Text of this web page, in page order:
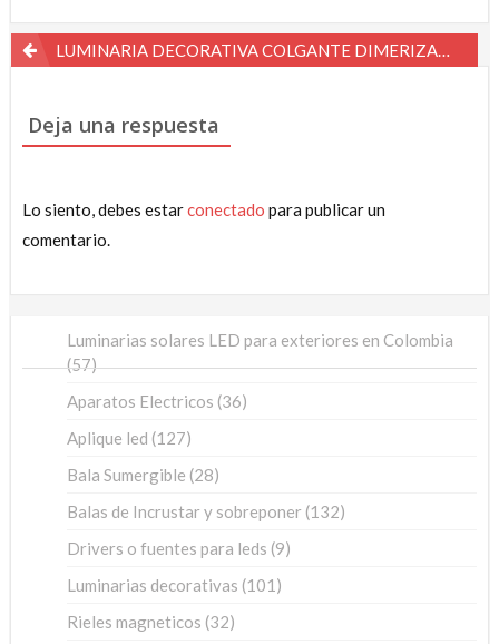
Navegación
entradas
LUMINARIA DECORATIVA COLGANTE DIMERIZABLE GOLD BUILDING
Deja una respuesta
Lo siento, debes estarconectado para publicar un
comentario.
Luminarias solares LED para exteriores en Colombia
5757
Aparatos Electricos 3636
Aplique led 127127
Bala Sumergible 2828
Balas de Incrustar y sobreponer 132132
Drivers o fuentes para leds 99
Luminarias decorativas 101 101
Rieles magneticos 3232